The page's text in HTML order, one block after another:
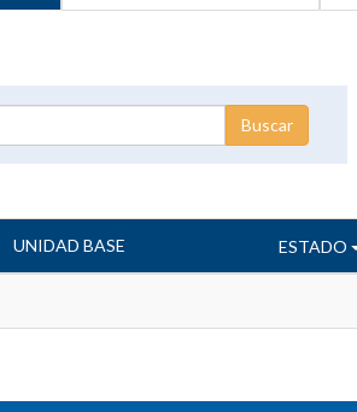
UNIDAD BASE ESTADO